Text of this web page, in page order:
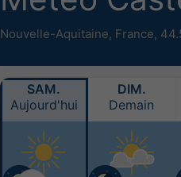
Nouvelle-Aquitaine, France,
SAM.
Aujourd'hui
DIM.
Demain